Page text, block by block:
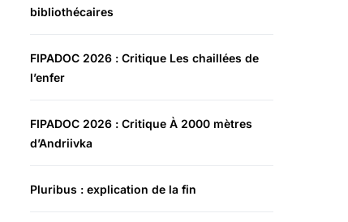
bibliothécaires
FIPADOC 2026 : Critique Les chaillées de
l’enfer
FIPADOC 2026 : Critique À 2000 mètres
d’Andriivka
Pluribus : explication de la fin